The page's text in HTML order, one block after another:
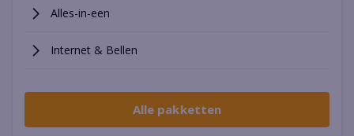
Alles-in-een
Internet & Bellen
Alle pakketten